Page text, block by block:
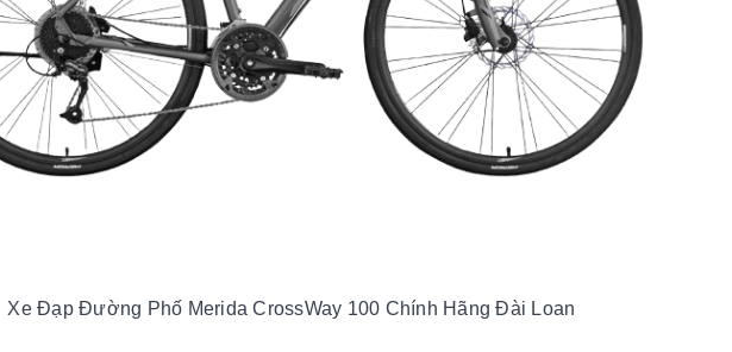
Xe Đạp Đường Phố Merida CrossWay 100 Chính Hãng Đài Loan